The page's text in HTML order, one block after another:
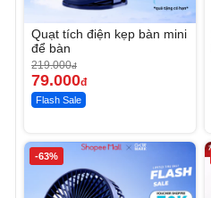
Quạt tích điện kẹp bàn mini
để bàn
219.000đ
79.000đ
Flash Sale
-63%